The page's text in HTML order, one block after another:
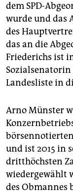
dem SPD-
wurde und das
des
das an die
Friederichs ist
Landesliste in
Arno Münster
und ist 2015 in
dritthöchsten
wiedergewählt
des Obmannes